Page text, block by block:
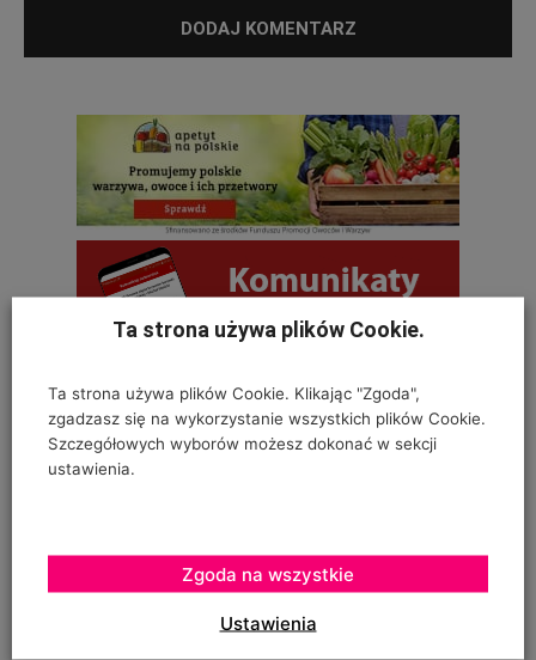
OSTATNIE KOMENTARZE
Na szczepionym wiązie zaczęły wyrastać dzikie pędy w
bardzo dużej ilości. Co z nimi należy
Ta strona używa plików Cookie.
Ta strona używa plików Cookie. Klikając "Zgoda",
zgadzasz się na wykorzystanie wszystkich plików Cookie.
Szczegółowych wyborów możesz dokonać w sekcji
ustawienia.
Ustawienia
Zgoda na wszystkie